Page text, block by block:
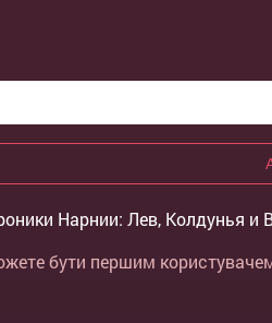
Нарнии: Лев, Колдунья
бути першим